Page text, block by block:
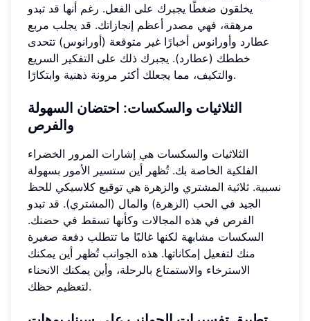
يخلقون ضغطًا يجبرك على الفعل. رغم أنها قد تبدو
مرهقة، فهي مصدر أعظم إنجازاتك. قد يجلب مربع
عطارد وأورانوس أخبارًا غير متوقعة (أورانوس) تتحدى
خططك (عطارد). يجبرك ذلك على التفكير السريع
والتكيف، مما يجعلك أكثر مرونة ذهنية وابتكارًا.
الثلاثيات والسكسات: احتضان السهولة
والفرص
الثلاثيات والسكسات هي إشارات المرور الخضراء
الفلكية الخاصة بك. تُظهر أين ستسير الأمور بسهولة
نسبية. ثلاثية المشتري والزهرة هي توقيع كلاسيكي للحظ
الجيد في الحب (الزهرة) والمال (المشتري). قد تبدو
الفرص في هذه المجالات وكأنها تسقط في حضنك.
السكسات مشابهة لكنها غالبًا ما تتطلب دفعة صغيرة
منك لتفعيل إمكاناتها. هذه الجوانب تُظهر أين يمكنك
الاسترخاء والاستمتاع بالرحلة، وأين يمكنك الانحناء
لتعظيم حظك.